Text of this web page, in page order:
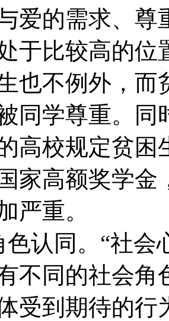
爱的需求、尊
于比较高的位
也不例外，而
同学尊重。同
高校规定贫
家高额奖学金
严重。
色认同。“社
不同的社会角
受到期待的行